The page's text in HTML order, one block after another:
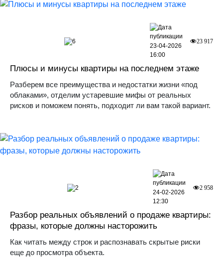
Плюсы и минусы квартиры на последнем этаже
Разберем все преимущества и недостатки жизни «под
облаками», отделим устаревшие мифы от реальных
рисков и поможем понять, подходит ли вам такой вариант.
6 23 917
23-04-2026
16:00
Разбор реальных объявлений о продаже квартиры:
фразы, которые должны насторожить
Как читать между строк и распознавать скрытые риски
еще до просмотра объекта.
2 2 958
24-02-2026
12:30